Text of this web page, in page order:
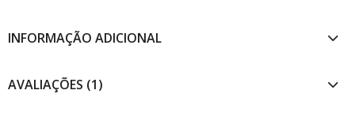
INFORMAÇÃO ADICIONAL
AVALIAÇÕES (1)